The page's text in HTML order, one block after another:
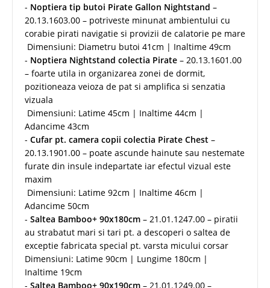
- Noptiera tip butoi Pirate Gallon Nightstand –
20.13.1603.00 – potriveste minunat ambientului cu
corabie pirati navigatie si provizii de calatorie pe mare
Dimensiuni: Diametru butoi 41cm | Inaltime 49cm
- Noptiera Nightstand colectia Pirate – 20.13.1601.00
– foarte utila in organizarea zonei de dormit,
pozitioneaza veioza de pat si amplifica si senzatia
vizuala
Dimensiuni: Latime 45cm | Inaltime 44cm |
Adancime 43cm
- Cufar pt. camera copii colectia Pirate Chest –
20.13.1901.00 – poate ascunde hainute sau nestemate
furate din insule indepartate iar efectul vizual este
maxim
Dimensiuni: Latime 92cm | Inaltime 46cm |
Adancime 50cm
- Saltea Bamboo+ 90x180cm – 21.01.1247.00 – piratii
au strabatut mari si tari pt. a descoperi o saltea de
exceptie fabricata special pt. varsta micului corsar
Dimensiuni: Latime 90cm | Lungime 180cm |
Inaltime 19cm
- Saltea Bamboo+ 90x190cm – 21.01.1249.00 –